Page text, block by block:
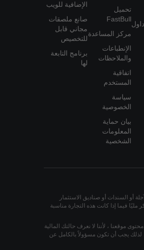
تحميل
FastBull
مركز المساعدة
الإنطباعات
والملاحظات
اتفاقية
المستخدم
سياسة
الخصوصية
بيان حماية
المعلومات
الشخصية
الإضافية للويب
صانع ملصقات
مجاني قابل
للتخصيص
برنامج التابعة
لها
أو السندات أو صناديق الاستثمار
فيما إذا كانت هذه التجارة مناسبة
موقعنا ، لأننا لا نعرف حالتك المالية
لذلك يجب أن تكون مسؤولاً بالكامل عن